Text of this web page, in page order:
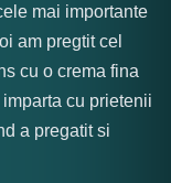
mai importante
am pregtit cel
cu o crema fina
cu prietenii
a pregatit si